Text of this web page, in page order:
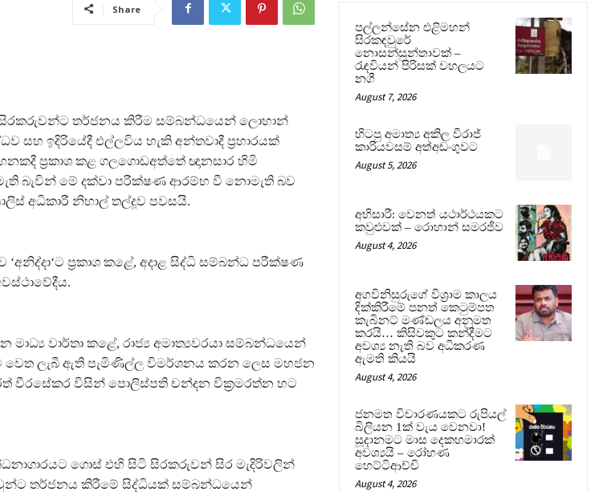
Share
සිරකරුවන්ට තර්ජනය කිරීම සම්බන්ධයෙන් ලොහාන්
සහ ඉදිරියේදී එල්ලවිය හැකි අන්තවාදී ප්‍රහාරයක්
ප්‍රකාශ කළ ගලගොඩඅත්තේ ඥානසාර හිමි
බැවින් මේ දක්වා පරීක්ෂණ ආරම්භ වී නොමැති බව
අධිකාරී නිහාල් තල්දූව පවසයි.
‘අනිද්දා‘ට ප්‍රකාශ කළේ, අදාළ සිද්ධි සම්බන්ධ පරීක්ෂණ
මාධ්‍ය වාර්තා කළේ, රාජ්‍ය අමාත්‍යවරයා සම්බන්ධයෙන්
වෙත ලැබී ඇති පැමිණිල්ල විමර්ශනය කරන ලෙස මහජන
වීරසේකර විසින් පොලිස්පති චන්දන වික්‍රමරත්න හට
ගොස් එහි සිටි සිරකරුවන් සිර මැදිරිවලින්
තර්ජනය කිරීමේ සිද්ධියක් සම්බන්ධයෙන්
පල්ලන්සේන එළිමහන්
සිරකඳවුරේ
නොසන්සුන්තාවක් –
රැඳවියන් පිරිසක් වහලයට
නගී
August 7, 2026
හිටපු අමාත්‍ය අකිල විරාජ්
කාරියවසම් අත්අඩංගුවට
August 5, 2026
අභිසාරී: වෙනත් යථාර්ථයකට
කවුළුවක් – රොහාන් සමරජීව
August 4, 2026
අගවිනිසුරුගේ විශ්‍රාම කාලය
දික්කිරීමේ පනත් කෙටුම්පත
කැබිනට් මණ්ඩලය අනුමත
කරයි… කිසිවකුට කන්දීමට
අවශ්‍ය නැති බව අධිකරණ
ඇමති කියයි
August 4, 2026
ජනමත විචාරණයකට රුපියල්
බිලියන 1ක් වැය වෙනවා!
සූදානමට මාස දෙකහමාරක්
අවශ්‍යයි – රෝහණ
හෙට්ටිආච්චි
August 4, 2026